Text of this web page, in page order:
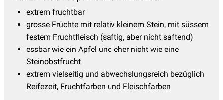
extrem fruchtbar
grosse Früchte mit relativ kleinem Stein, mit süssem
festem Fruchtfleisch (saftig, aber nicht saftend)
essbar wie ein Apfel und eher nicht wie eine
Steinobstfrucht
extrem vielseitig und abwechslungsreich bezüglich
Reifezeit, Fruchtfarben und Fleischfarben